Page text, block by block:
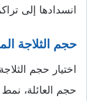
انسدادها إلى
حجم الثلاجة
اختيار حجم
حجم العائلة، نمط